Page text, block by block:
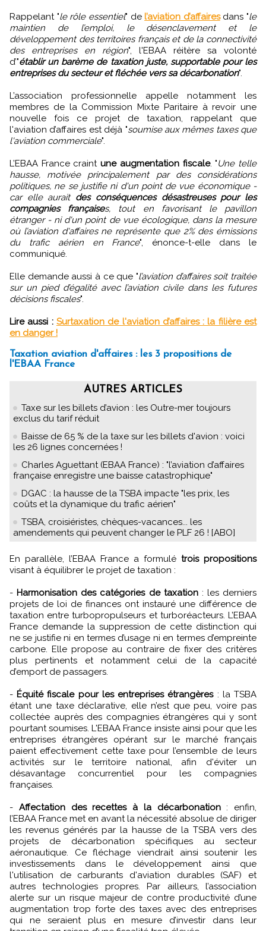
Rappelant "le rôle essentiel" del’aviation d’affairesdans "le
maintien de l’emploi, le désenclavement et le
développement des territoires français et de la connectivité
des entreprises en région", l'EBAA réitère sa volonté
d’"établir un barème de taxation juste, supportable pour les
entreprises du secteur et fléchée vers sa décarbonation".
L’association professionnelle appelle notamment les
membres de la Commission Mixte Paritaire à revoir une
nouvelle fois ce projet de taxation, rappelant que
l'aviation d’affaires est déjà "soumise aux mêmes taxes que
l'aviation commerciale".
L’EBAA France craintune augmentation fiscale. "Une telle
hausse, motivée principalement par des considérations
politiques, ne se justifie ni d'un point de vue économique -
car elle aurait des conséquences désastreuses pour les
compagnies françaises, tout en favorisant le pavillon
étranger - ni d'un point de vue écologique, dans la mesure
où l’aviation d'affaires ne représente que 2% des émissions
du trafic aérien en France", énonce-t-elle dans le
communiqué.
Elle demande aussi à ce que "l’aviation d’affaires soit traitée
sur un pied d’égalité avec l’aviation civile dans les futures
décisions fiscales".
Lire aussi : Surtaxation de l'aviation d’affaires : la filière est
en danger !
Taxation aviation d'affaires : les 3 propositions de
l'EBAA France
AUTRES ARTICLES
Taxe sur les billets d’avion : les Outre-mer toujours
exclus du tarif réduit
Baisse de 65 % de la taxe sur les billets d'avion : voici
les 26 lignes concernées !
Charles Aguettant (EBAA France) : "l’aviation d’affaires
française enregistre une baisse catastrophique"
DGAC : la hausse de la TSBA impacte "les prix, les
coûts et la dynamique du trafic aérien"
TSBA, croisiéristes, chèques-vacances... les
amendements qui peuvent changer le PLF 26 ! [ABO]
En parallèle, l’EBAA France a formulé trois propositions
visant à équilibrer le projet de taxation :
- Harmonisation des catégories de taxation: les derniers
projets de loi de finances ont instauré une différence de
taxation entre turbopropulseurs et turboréacteurs. L’EBAA
France demande la suppression de cette distinction qui
ne se justifie ni en termes d’usage ni en termes d’empreinte
carbone. Elle propose au contraire de fixer des critères
plus pertinents et notamment celui de la capacité
d’emport de passagers.
- Équité fiscale pour les entreprises étrangères: la TSBA
étant une taxe déclarative, elle n’est que peu, voire pas
collectée auprès des compagnies étrangères qui y sont
pourtant soumises. L'EBAA France insiste ainsi pour que les
entreprises étrangères opérant sur le marché français
paient effectivement cette taxe pour l’ensemble de leurs
activités sur le territoire national, afin d'éviter un
désavantage concurrentiel pour les compagnies
françaises.
- Affectation des recettes à la décarbonation: enfin,
l’EBAA France met en avant la nécessité absolue de diriger
les revenus générés par la hausse de la TSBA vers des
projets de décarbonation spécifiques au secteur
aéronautique. Ce fléchage viendrait ainsi soutenir les
investissements dans le développement ainsi que
l'utilisation de carburants d'aviation durables (SAF) et
autres technologies propres. Par ailleurs, l’association
alerte sur un risque majeur de contre productivité d’une
augmentation trop forte des taxes avec des entreprises
qui ne seraient plus en mesure d’investir dans leur